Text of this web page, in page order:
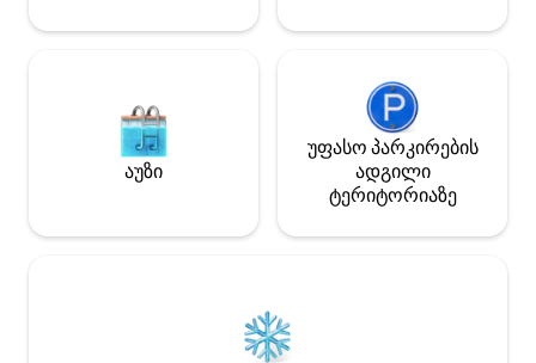
აუზი
უფასო პარკირების
ადგილი
ტერიტორიაზე